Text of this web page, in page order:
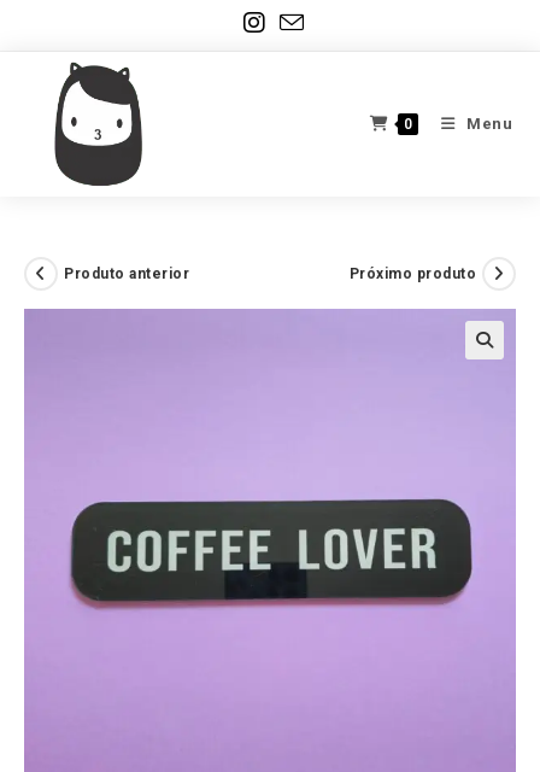
conteúdo
0 Menu
Produto anterior Próximo produto